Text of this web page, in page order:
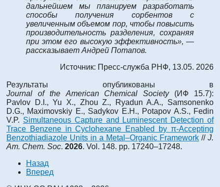
дальнейшем мы планируем разработать
способы получения сорбентов с
увеличенным объемом пор, чтобы повысить
производительность разделения, сохраняя
при этом его высокую эффективность», —
рассказывает Андрей Потапов.
Источник: Пресс-служба РНФ, 13.05. 2026
Результаты опубликованы в
Journal of the American ChemicalSociety (ИФ 15.7):
Pavlov D.I., Yu X., Zhou Z., Ryadun A.A., Samsonenko
D.G., Maximovskiy E., Sadykov E.H., Potapov A.S., Fedin
V.P. Simultaneous Capture and Luminescent Detection of
Trace Benzene in Cyclohexane Enabled by π-Accepting
Benzothiadiazole Units in a Metal–Organic Framework // J.
Am. Chem. Soc. 2026. Vol. 148. pp. 17240–17248.
Назад
Вперед